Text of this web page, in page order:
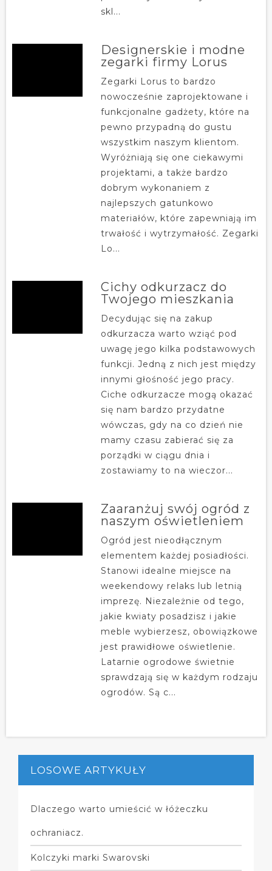
skl...
Designerskie i modne
zegarki firmy Lorus
Zegarki Lorus to bardzo
nowocześnie zaprojektowane i
funkcjonalne gadżety, które na
pewno przypadną do gustu
wszystkim naszym klientom.
Wyróżniają się one ciekawymi
projektami, a także bardzo
dobrym wykonaniem z
najlepszych gatunkowo
materiałów, które zapewniają im
trwałość i wytrzymałość. Zegarki
Lo...
Cichy odkurzacz do
Twojego mieszkania
Decydując się na zakup
odkurzacza warto wziąć pod
uwagę jego kilka podstawowych
funkcji. Jedną z nich jest między
innymi głośność jego pracy.
Ciche odkurzacze mogą okazać
się nam bardzo przydatne
wówczas, gdy na co dzień nie
mamy czasu zabierać się za
porządki w ciągu dnia i
zostawiamy to na wieczor...
Zaaranżuj swój ogród z
naszym oświetleniem
Ogród jest nieodłącznym
elementem każdej posiadłości.
Stanowi idealne miejsce na
weekendowy relaks lub letnią
imprezę. Niezależnie od tego,
jakie kwiaty posadzisz i jakie
meble wybierzesz, obowiązkowe
jest prawidłowe oświetlenie.
Latarnie ogrodowe świetnie
sprawdzają się w każdym rodzaju
ogrodów. Są c...
LOSOWE ARTYKUŁY
Dlaczego warto umieścić w łóżeczku
ochraniacz.
Kolczyki marki Swarovski